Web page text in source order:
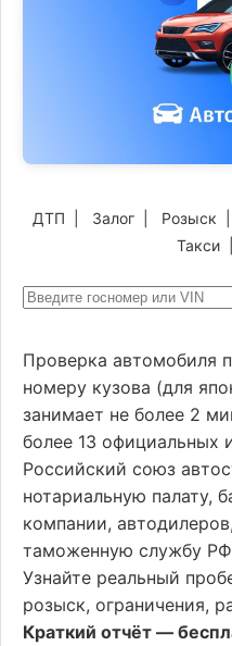
ДТП Залог Розыск
Такси
Проверка автомобиля
номеру кузова (для
занимает не более 2
более 13 официальных
Российский союз
нотариальную палату,
компании,
таможенную службу
Узнайте реальный
розыск, ограничения,
Краткий отчёт —